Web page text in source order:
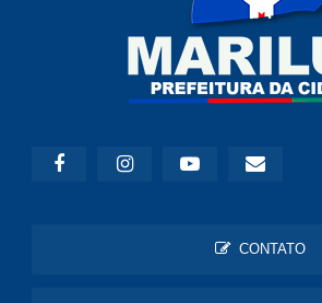
CONTATO